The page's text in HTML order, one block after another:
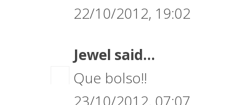
22/10/2012, 19:02
Jewel said...
Que bolso!!
23/10/2012, 07:07